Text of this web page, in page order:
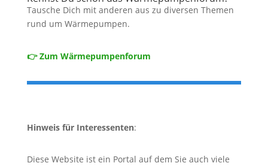
Tausche Dich mit anderen aus zu diversen Themen
rund um Wärmepumpen.
👉 Zum Wärmepumpenforum
Hinweis für Interessenten:
Diese Website ist ein Portal auf dem Sie auch viele